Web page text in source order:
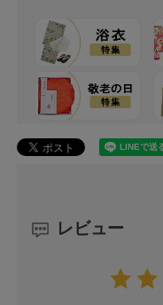
レビュー